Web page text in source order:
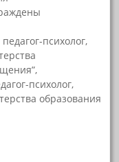
психолог,
психолог,
образования